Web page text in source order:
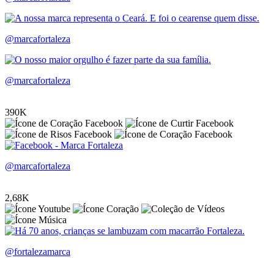
@marcafortaleza
@marcafortaleza
390K
@marcafortaleza
2,68K
@fortalezamarca